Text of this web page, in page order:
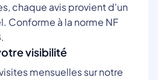
chaque avis provient d'un
Conforme à la norme NF
visibilité
mensuelles sur notre